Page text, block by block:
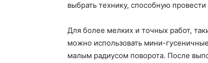
выбрать технику, способную
Для более мелких и точных работ,
можно использовать мини-
малым радиусом поворота. После